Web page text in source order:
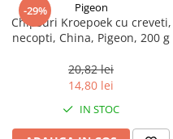
-29% Pigeon
Chipsuri Kroepoek cu creveti,
necopti, China, Pigeon, 200 g
20,82 lei
14,80 lei
IN STOC